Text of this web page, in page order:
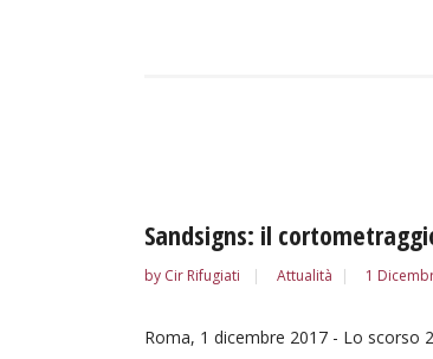
Sandsigns: il
by Cir Rifugiati Attualità 1
Roma, 1 dicembre 2017 - Lo scorso